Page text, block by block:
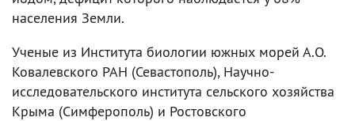
населения Земли.
Ученые из Института биологии южных морей А.О.
Ковалевского РАН (Севастополь), Научно-
исследовательского института сельского хозяйства
Крыма (Симферополь) и Ростовского